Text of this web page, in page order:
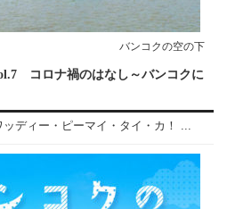
バンコクの空の下
コロナ禍のはなし～バンコクに
ディー・ピーマイ・タイ・カ！ ...